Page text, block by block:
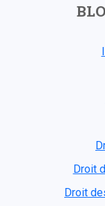
Droit
Droit